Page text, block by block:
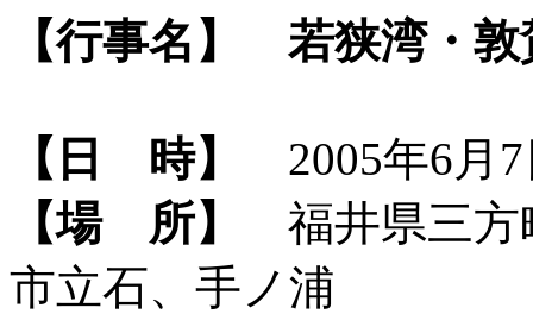
【行事名】 若狭湾・
【日 時】
2005年6月7
【場 所】
福井県三方
市立石、手ノ浦